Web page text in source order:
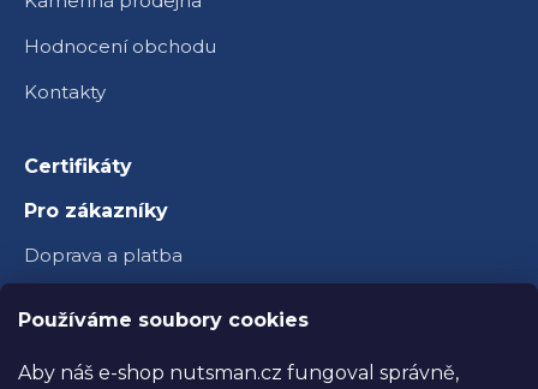
Používáme soubory cookies
Aby náš e-shop nutsman.cz fungoval správně,
Hodnocení obchodu
Kontakty
Certifikáty
Pro zákazníky
Doprava a platba